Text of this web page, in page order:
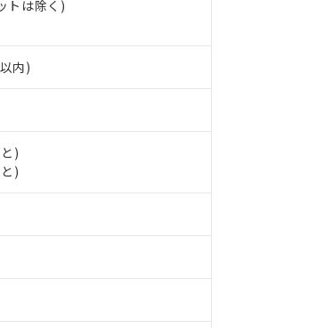
トは除く)
内)
)
)